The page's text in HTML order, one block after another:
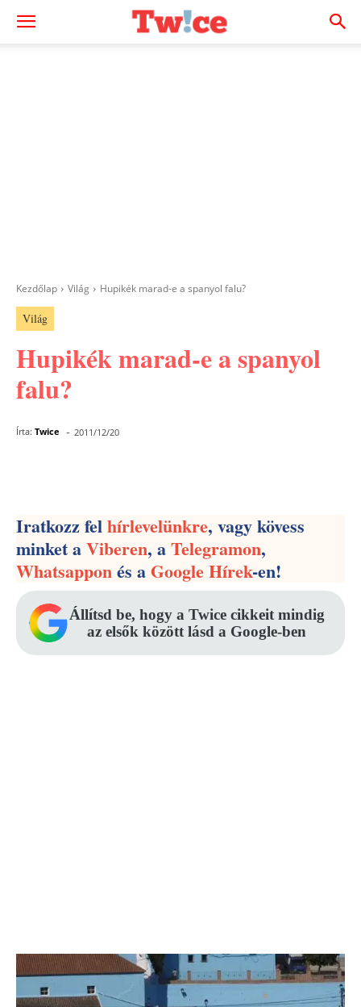
Kezdőlap Világ Hupikék marad-e a spanyol falu?
Világ
Hupikék marad-e a spanyol
falu?
Írta: Twice - 2011/12/20
Iratkozz felhírlevelünkre, vagy kövess
minket aViberen, aTelegramon,
Whatsapponés aGoogle Hírek-en!
Állítsd be, hogy a Twice cikkeit mindig
az elsők között lásd a Google-ben